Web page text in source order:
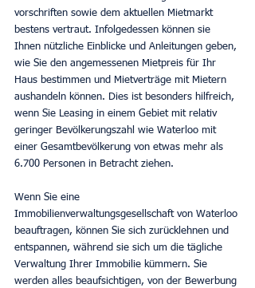
vorschriften sowie dem aktuellen Mietmarkt
bestens vertraut. Infolgedessen können sie
Ihnen nützliche Einblicke und Anleitungen geben,
wie Sie den angemessenen Mietpreis für Ihr
Haus bestimmen und Mietverträge mit Mietern
aushandeln können. Dies ist besonders hilfreich,
wenn Sie Leasing in einem Gebiet mit relativ
geringer Bevölkerungszahl wie Waterloo mit
einer Gesamtbevölkerung von etwas mehr als
6.700 Personen in Betracht ziehen.
Wenn Sie eine
Immobilienverwaltungsgesellschaft von Waterloo
beauftragen, können Sie sich zurücklehnen und
entspannen, während sie sich um die tägliche
Verwaltung Ihrer Immobilie kümmern. Sie
werden alles beaufsichtigen, von der Bewerbung